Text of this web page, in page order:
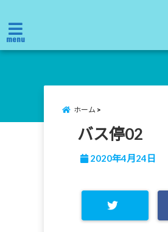
menu
ホーム
バス停02
2020年4月24日